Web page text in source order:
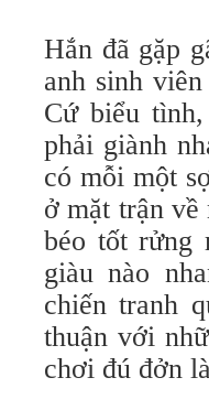
Hắn đã gặp
anh sinh
Cứ biểu
phải giành
có mỗi một
ở mặt trận về
béo tốt rửng
giàu nào
chiến tranh
thuận với
chơi đú đởn